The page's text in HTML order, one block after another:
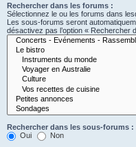
Rechercher dans les forums :
Sélectionnez le ou les forums dans
Les sous-forums seront
désactivez pas l’option « Rechercher
Rechercher dans les sous-forums :
Oui
Non